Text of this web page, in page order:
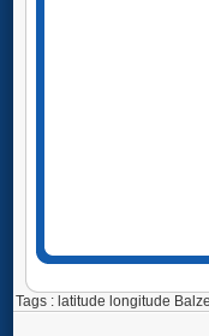
Tags : latitude longitude